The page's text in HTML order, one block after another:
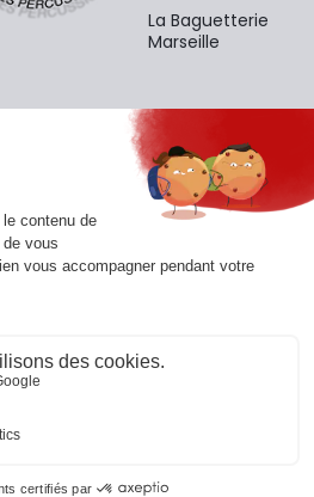
La Baguetterie
Marseille
vous acceptez notre